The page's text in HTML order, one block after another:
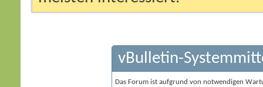
vBulletin-
Das Forum ist aufgrund von notwendigen